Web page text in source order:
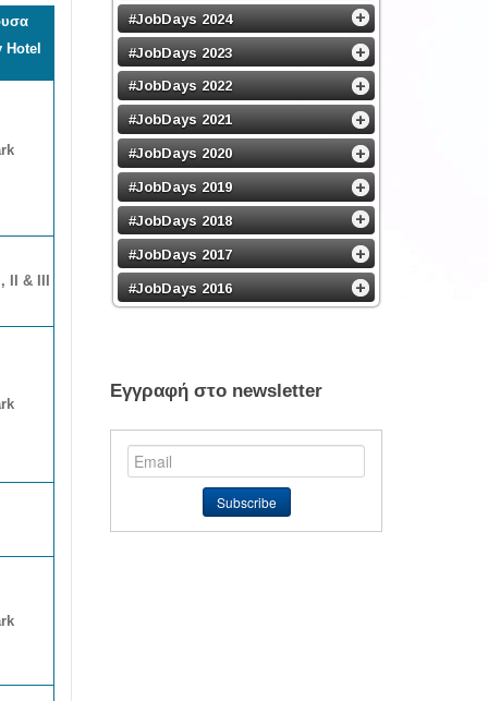
Hotel
II & III
#JobDays 2024
#JobDays 2023
#JobDays 2022
#JobDays 2021
#JobDays 2020
#JobDays 2019
#JobDays 2018
#JobDays 2017
#JobDays 2016
Εγγραφή στο newsletter